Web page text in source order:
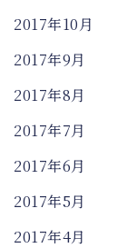
2017年10月
2017年9月
2017年8月
2017年7月
2017年6月
2017年5月
2017年4月